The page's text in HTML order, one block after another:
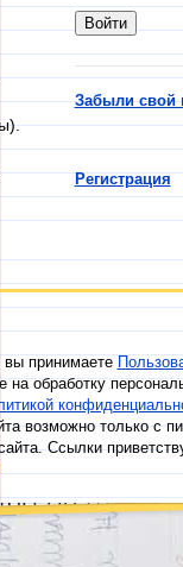
Забыли свой
Регистрация
вы принимаете
на обработку
возможно только с
Ссылки